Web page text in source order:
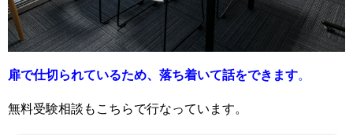
扉で仕切られているため、落ち着いて話をできます。
無料受験相談もこちらで行なっています。